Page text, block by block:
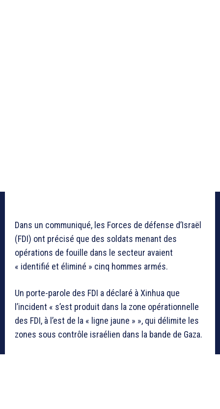
Dans un communiqué, les Forces de défense d’Israël
(FDI) ont précisé que des soldats menant des
opérations de fouille dans le secteur avaient
« identifié et éliminé » cinq hommes armés.
Un porte-parole des FDI a déclaré à Xinhua que
l’incident « s’est produit dans la zone opérationnelle
des FDI, à l’est de la « ligne jaune » », qui délimite les
zones sous contrôle israélien dans la bande de Gaza.